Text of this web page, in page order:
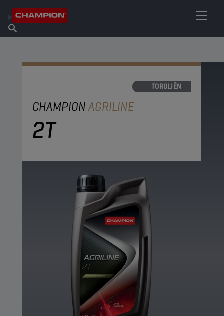
Over Champion
Vind een verkooppunt
MOTOROLIËN
CHAMPIONAGRILINE
2T